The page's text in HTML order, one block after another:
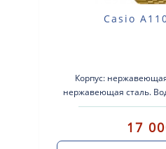
Casio
Корпус:
нержавеющая сталь.
Секундомер с точностью
17